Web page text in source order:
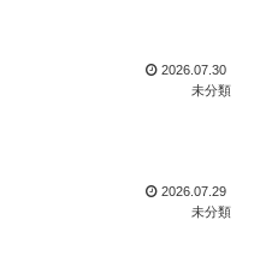
2026.07.30
未分類
2026.07.29
未分類